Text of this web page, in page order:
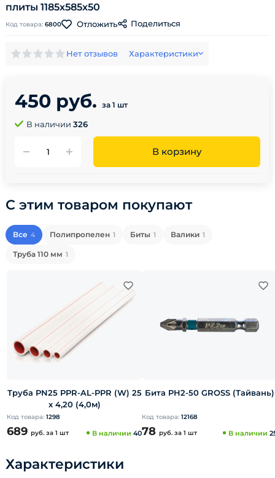
плиты 1185х585х50
Код товара: 6800 Отложить Поделиться
Нет отзывов Характеристики
450 руб. за 1 шт
В наличии 326
В корзину
С этим товаром покупают
Все 4 Полипропелен 1 Биты 1 Валики 1
Труба 110 мм 1
Труба PN25 PPR-AL-PPR (W) 25
х 4,20 (4,0м)
Код товара: 1298
689 руб. за 1 шт В наличии 40
Бита PH2-50 GROSS (Тайвань)
Код товара: 12168
78 руб. за 1 шт В наличии
Характеристики